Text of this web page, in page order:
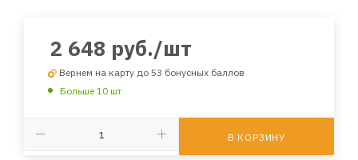
2 648 руб./шт
Вернем на карту до 53 бонусных баллов
Больше 10 шт
В КОРЗИНУ